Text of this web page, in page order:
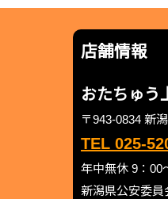
店舗情報
おたちゅう
〒943-0834 新
TEL 025-
年中無休 9：00
新潟県公安委